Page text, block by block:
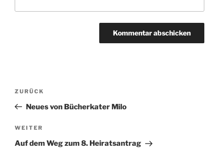
Beitragsnavigation
Vorheriger
Beitrag
ZURÜCK
Neues von Bücherkater Milo
Nächster
Beitrag
WEITER
Auf dem Weg zum 8. Heiratsantrag